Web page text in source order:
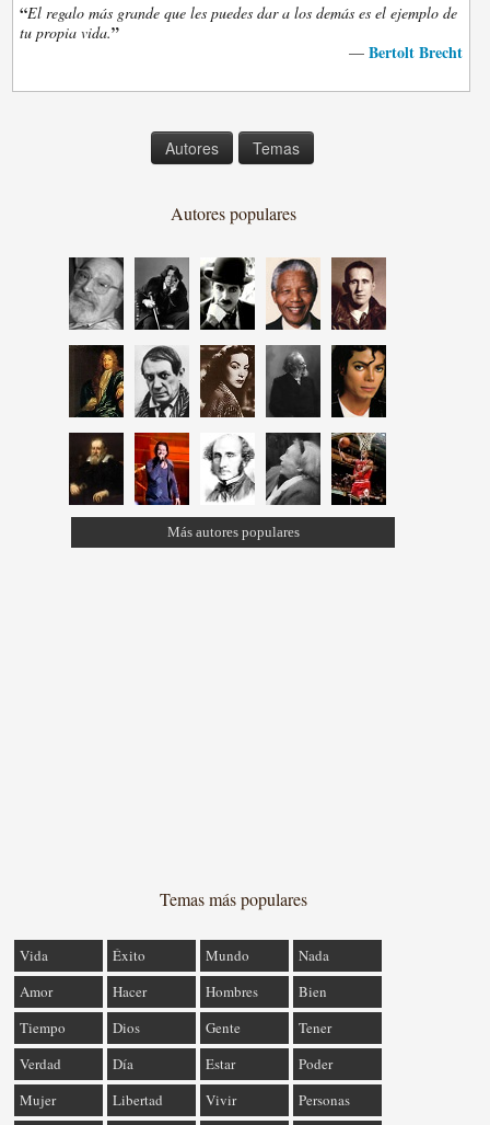
“El regalo más grande que les puedes dar a los demás es el ejemplo de
tu propia vida.”
— Bertolt Brecht
Autores Temas
Autores populares
Más autores populares
Temas más populares
Vida Éxito Mundo
Nada
Amor
Hacer Hombres
Bien
Tiempo
Dios Gente
Tener
Verdad
Día Estar
Poder
Mujer
Libertad Vivir Personas